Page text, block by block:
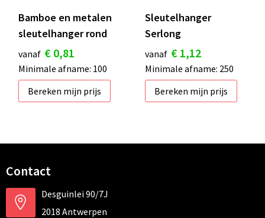
Bamboe en metalen
sleutelhanger rond
vanaf € 0,81
Minimale afname: 100
Bereken mijn prijs
Sleutelhanger
Serlong
vanaf € 1,12
Minimale afname: 250
Bereken mijn prijs
Contact
Desguinlei 90/7J
2018 Antwerpen